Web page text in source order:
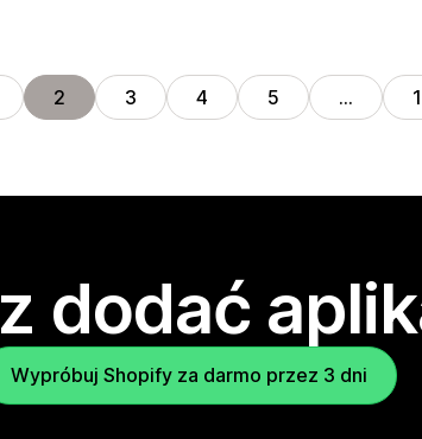
2 3 4 5 …
dodać
Wypróbuj Shopify za darmo przez 3 dni